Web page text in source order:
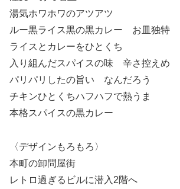
湯気ホワホワのアツアツ
ルー黒ライス黒の黒カレー お皿独特
ライスとカレーをひとくち
入り組んだスパイスの味 辛さ控えめ
パリパリしたの旨い なんだろう
チキンひとくちハフハフで熱うま
本格スパイスの黒カレー
〈デザインもろもろ〉
本町の卸問屋街
レトロ過ぎるビルに潜入2階へ